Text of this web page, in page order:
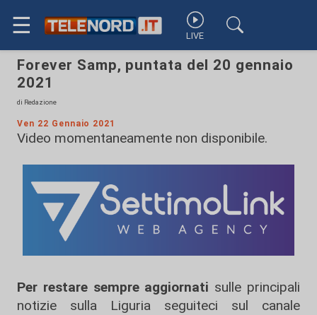
☰ LIVE
Forever Samp, puntata del 20 gennaio
2021
di Redazione
Ven 22 Gennaio 2021
Video momentaneamente non disponibile.
Per restare sempre aggiornati sulle principali
notizie sulla Liguria seguiteci sul canale